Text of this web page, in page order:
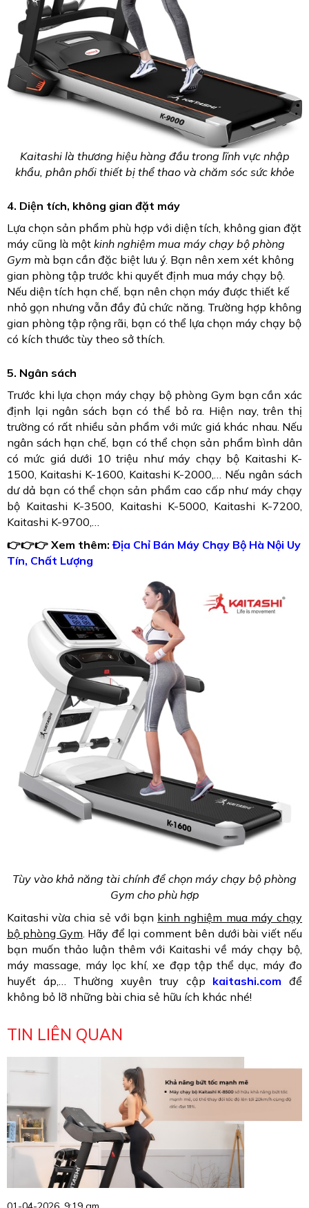
Kaitashi là thương hiệu hàng đầu trong lĩnh vực nhập
khẩu, phân phối thiết bị thể thao và chăm sóc sức khỏe
4. Diện tích, không gian đặt máy
Lựa chọn sản phẩm phù hợp với diện tích, không gian đặt
máy cũng là một kinh nghiệm mua máy chạy bộ phòng
Gym mà bạn cần đặc biệt lưu ý. Bạn nên xem xét không
gian phòng tập trước khi quyết định mua máy chạy bộ.
Nếu diện tích hạn chế, bạn nên chọn máy được thiết kế
nhỏ gọn nhưng vẫn đầy đủ chức năng. Trường hợp không
gian phòng tập rộng rãi, bạn có thể lựa chọn máy chạy bộ
có kích thước tùy theo sở thích.
5. Ngân sách
Trước khi lựa chọn máy chạy bộ phòng Gym bạn cần xác
định lại ngân sách bạn có thể bỏ ra. Hiện nay, trên thị
trường có rất nhiều sản phẩm với mức giá khác nhau. Nếu
ngân sách hạn chế, bạn có thể chọn sản phẩm bình dân
có mức giá dưới 10 triệu như máy chạy bộ Kaitashi K-
1500, Kaitashi K-1600, Kaitashi K-2000,… Nếu ngân sách
dư dả bạn có thể chọn sản phẩm cao cấp như máy chạy
bộ Kaitashi K-3500, Kaitashi K-5000, Kaitashi K-7200,
Kaitashi K-9700,…
👉👉👉 Xem thêm:Địa Chỉ Bán Máy Chạy Bộ Hà Nội Uy
Tín, Chất Lượng
Tùy vào khả năng tài chính để chọn máy chạy bộ phòng
Gym cho phù hợp
Kaitashi vừa chia sẻ với bạn kinh nghiệm mua máy chạy
bộ phòng Gym . Hãy để lại comment bên dưới bài viết nếu
bạn muốn thảo luận thêm với Kaitashi về máy chạy bộ,
máy massage, máy lọc khí, xe đạp tập thể dục, máy đo
huyết áp,… Thường xuyên truy cập kaitashi.com để
không bỏ lỡ những bài chia sẻ hữu ích khác nhé!
TIN LIÊN QUAN